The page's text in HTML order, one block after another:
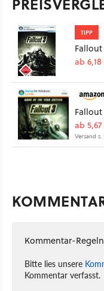
TIPP
ab
Fallout
ab
Versand s.
Kommentar-
Bitte lies unsere
Kommentar verfasst.